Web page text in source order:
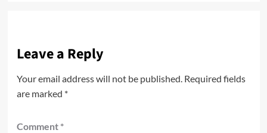
Leave a Reply
Your email address will not be published. Required fields
are marked *
Comment *